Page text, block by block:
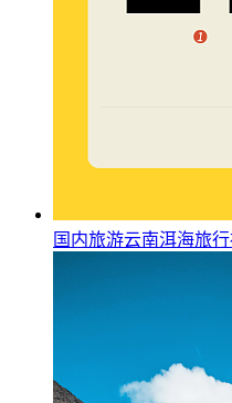
国内旅游云南洱海旅